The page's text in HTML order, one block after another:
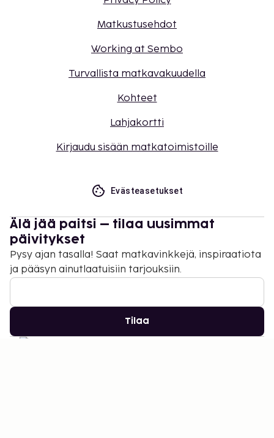
Matkustusehdot
Working at Sembo
Turvallista matkavakuudella
Kohteet
Lahjakortti
Kirjaudu sisään matkatoimistoille
Evästeasetukset
Älä jää paitsi – tilaa uusimmat
päivitykset
Pysy ajan tasalla! Saat matkavinkkejä, inspiraatiota
ja pääsyn ainutlaatuisiin tarjouksiin.
Tilaa